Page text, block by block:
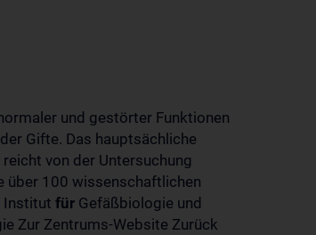
und gestörter Funktionen
Gifte. Das hauptsächliche
von der Untersuchung
über 100 wissenschaftlichen
Institut für Gefäßbiologie und
Zur Zentrums-Website Zurück